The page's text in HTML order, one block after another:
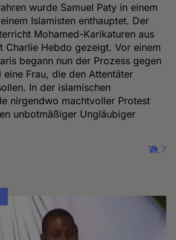
wurde Samuel Paty in einem
Islamisten enthauptet. Der
Mohamed-Karikaturen aus
Charlie Hebdo gezeigt. Vor einem
begann nun der Prozess gegen
eine Frau, die den Attentäter
In der islamischen
nirgendwo machtvoller Protest
unbotmäßiger Ungläubiger
7